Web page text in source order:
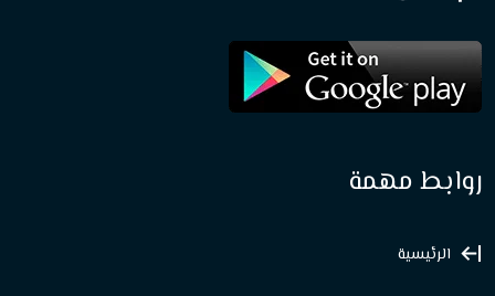
روابط مهمة
الرئيسية